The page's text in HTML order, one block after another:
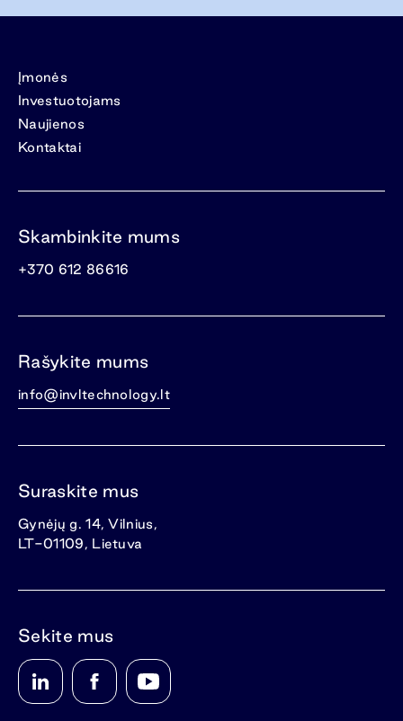
Įmonės
Investuotojams
Naujienos
Kontaktai
Skambinkite mums
+370 612 86616
Rašykite mums
info@invltechnology.lt
Suraskite mus
Gynėjų g. 14, Vilnius,
LT-01109, Lietuva
Sekite mus